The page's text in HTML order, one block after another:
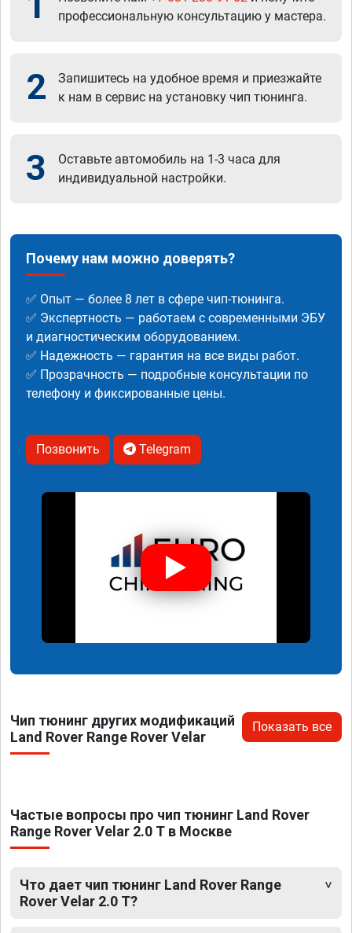
профессиональную консультацию у мастера.
2
Запишитесь на удобное время и приезжайте
к нам в сервис на установку чип тюнинга.
3
Оставьте автомобиль на 1-3 часа для
индивидуальной настройки.
Почему нам можно доверять?
✅ Опыт — более 8 лет в сфере чип-тюнинга.
✅ Экспертность — работаем с современными ЭБУ
и диагностическим оборудованием.
✅ Надежность — гарантия на все виды работ.
✅ Прозрачность — подробные консультации по
телефону и фиксированные цены.
Позвонить Telegram
Чип тюнинг других модификаций
Land Rover Range Rover Velar
Показать все
Частые вопросы про чип тюнинг Land Rover
Range Rover Velar 2.0 T в Москве
Что дает чип тюнинг Land Rover Range
Rover Velar 2.0 T?